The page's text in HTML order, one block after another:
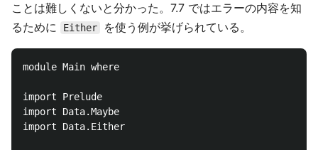
ことは難しくないと分かった。7.7 ではエラーの内容を知
るために
Either を使う例が挙げられている。
module Main where
import Prelude
import Data.Maybe
import Data.Either